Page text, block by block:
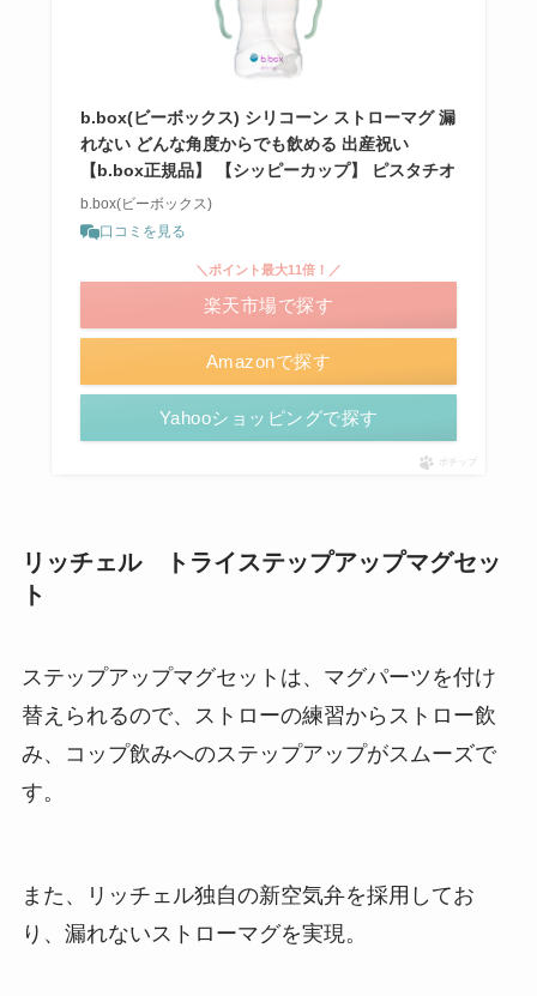
b.box(ビーボックス) シリコーン ストローマグ 漏
れない どんな角度からでも飲める 出産祝い
【b.box正規品】 【シッピーカップ】 ピスタチオ
b.box(ビーボックス)
口コミを見る
Amazonで探す
＼ポイント最大11倍！／
楽天市場で探す
Yahooショッピングで探す
ポチップ
リッチェル トライステップアップマグセッ
ト
ステップアップマグセットは、マグパーツを付け
替えられるので、ストローの練習からストロー飲
み、コップ飲みへのステップアップがスムーズで
す。
また、リッチェル独自の新空気弁を採用してお
り、漏れないストローマグを実現。